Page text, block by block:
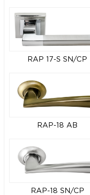
RAP 17-S SN/CP
RAP-18 AB
RAP-18 SN/CP